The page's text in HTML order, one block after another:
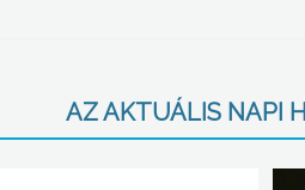
AZ AKTUÁLIS NAPI